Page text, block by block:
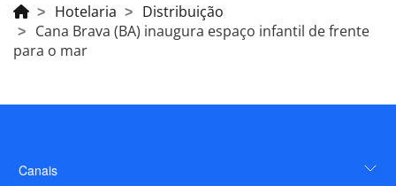
Hotelaria
Distribuição
Cana Brava (BA) inaugura espaço infantil de frente
para o mar
Canais